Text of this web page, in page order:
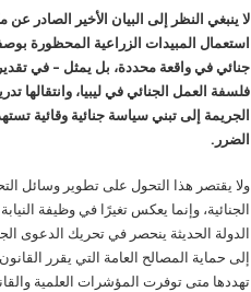
لا ينبغي النظر إلى البيان الأخير الصادر
استعمال المبيدات الزراعية المحظورة
جنائي في واقعة محددة، بل يمثل – في
فلسفة العمل الجنائي في ليبيا، وانتقالها
الجريمة إلى تبني سياسة جنائية وقائية
الضرر.
ولا يقتصر هذا التحول على تطوير وسائل
الجنائية، وإنما يعكس تغيرًا في وظيفة
الدولة الحديثة ينحصر في تحريك الدعوى
إلى حماية المصالح العامة التي يقرر
تهددها متى توفرت المؤشرات العلمية